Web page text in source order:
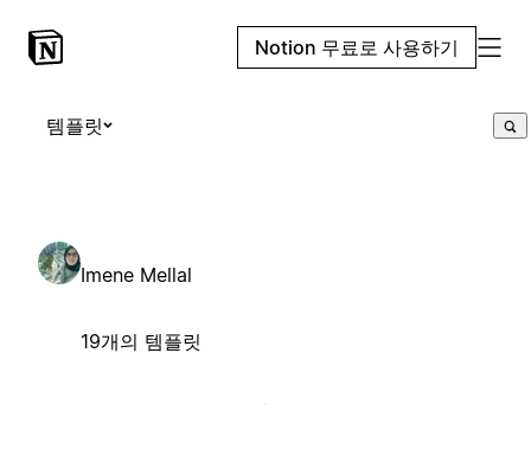
Notion 무료로 사용하기
템플릿
Imene Mellal
19개의 템플릿